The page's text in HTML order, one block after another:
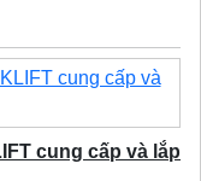
cung cấp và lắp